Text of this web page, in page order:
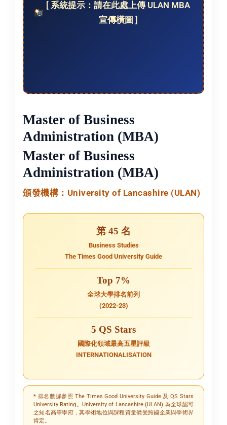
[ 系統提示：請在此處上傳 ULAN MBA
宣傳橫圖 ]
Master of Business
Administration (MBA)
Master of Business
Administration (MBA)
頒發機構：University of Lancashire (ULAN)
第 45 名
Business Studies
The Times Good University Guide
Top 7%
全球大學排名前列
(2022-23)
5 QS Stars
國際化領域最高五星評級
INTERNATIONALISATION
* 排名數據參照 The Times Good University Guide 及 QS Stars
University Rating。University of Lancashire (ULAN) 為全球認可
之知名高等學府，其學術地位與課程質量備受跨國企業與學術界
肯定。